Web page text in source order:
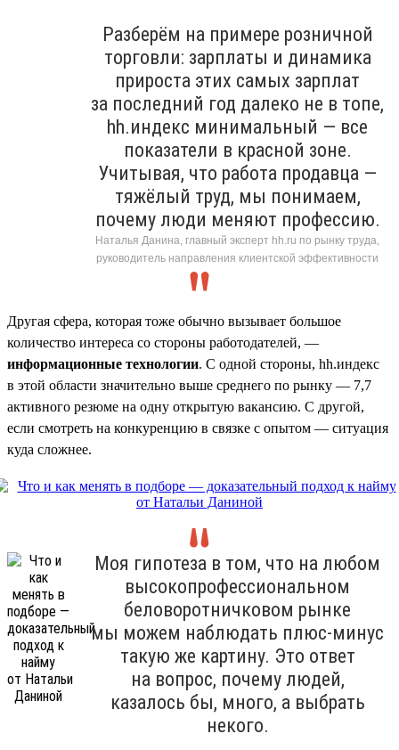
Разберём на примере розничной
торговли: зарплаты и динамика
прироста этих самых зарплат
за последний год далеко не в топе,
hh.индекс минимальный — все
показатели в красной зоне.
Учитывая, что работа продавца —
тяжёлый труд, мы понимаем,
почему люди меняют профессию.
Наталья Данина, главный эксперт hh.ru по рынку труда,
руководитель направления клиентской эффективности
Другая сфера, которая тоже обычно вызывает большое
количество интереса со стороны работодателей, —
информационные технологии. С одной стороны, hh.индекс
в этой области значительно выше среднего по рынку — 7,7
активного резюме на одну открытую вакансию. С другой,
если смотреть на конкуренцию в связке с опытом — ситуация
куда сложнее.
Моя гипотеза в том, что на любом
высокопрофессиональном
беловоротничковом рынке
мы можем наблюдать плюс-минус
такую же картину. Это ответ
на вопрос, почему людей,
казалось бы, много, а выбрать
некого.